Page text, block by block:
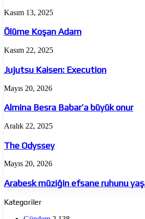
Ölüme
Adam
Kasım 13, 2025
Ölüme Koşan Adam
Jujutsu
Execution
Kasım 22, 2025
Jujutsu Kaisen: Execution
Almina
Babar’a
büyük
onur
Mayıs 20, 2026
Almina Besra Babar’a büyük onur
The
Aralık 22, 2025
The Odyssey
Arabesk
efsane
ruhunu
yaşatıyor
Mayıs 20, 2026
Arabesk müziğin efsane ruhunu
Kategoriler